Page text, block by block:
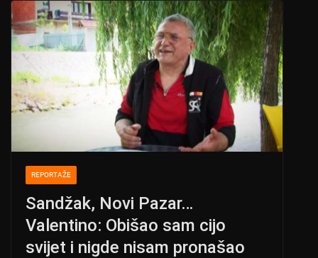
A
p
p
b
o
o
k
REPORTAŽE
Sandžak, Novi Pazar…
Valentino: Obišao sam cijo
svijet i nigde nisam pronašao